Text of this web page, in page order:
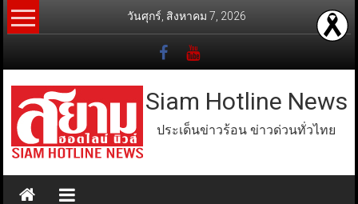
Skip
to
วันศุกร์, สิงหาคม 7, 2026
Siam Hotline News
ประเด็นข่าวร้อน ข่าวด่วนทั่วไทย